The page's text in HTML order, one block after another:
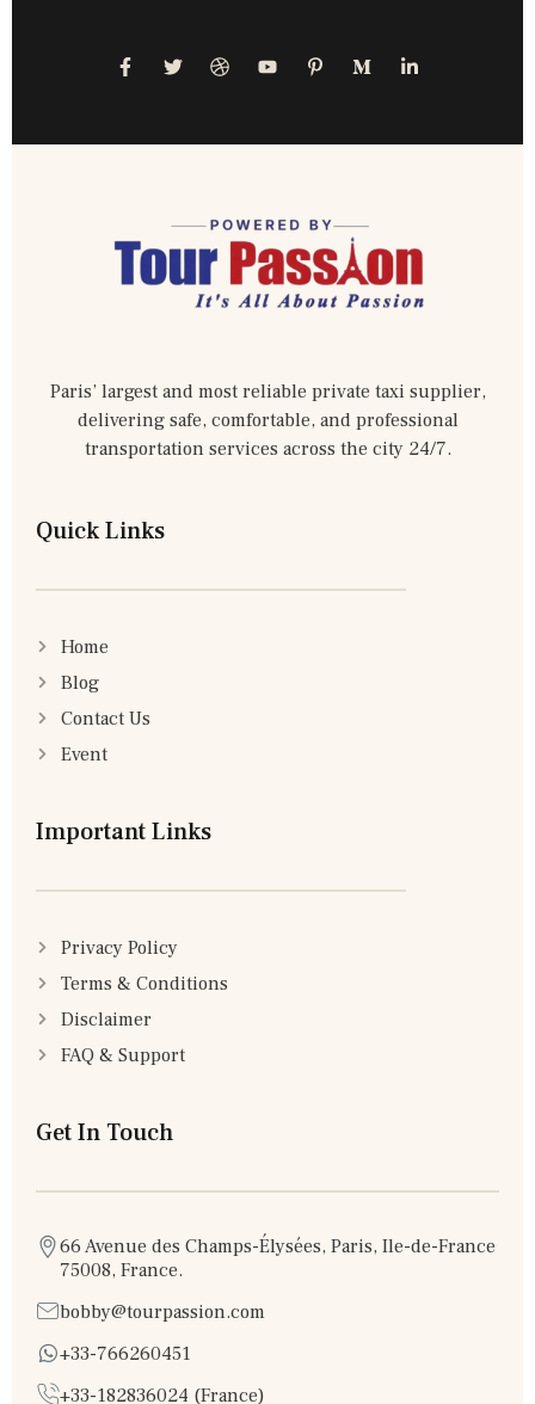
Paris’ largest and most reliable private taxi supplier,
delivering safe, comfortable, and professional
transportation services across the city 24/7.
Quick Links
Home
Blog
Contact Us
Event
Important Links
Privacy Policy
Terms & Conditions
Disclaimer
FAQ & Support
Get In Touch
66 Avenue des Champs-Élysées, Paris, Ile-de-France
75008, France.
bobby@tourpassion.com
+33-766260451
+33-182836024 (France)